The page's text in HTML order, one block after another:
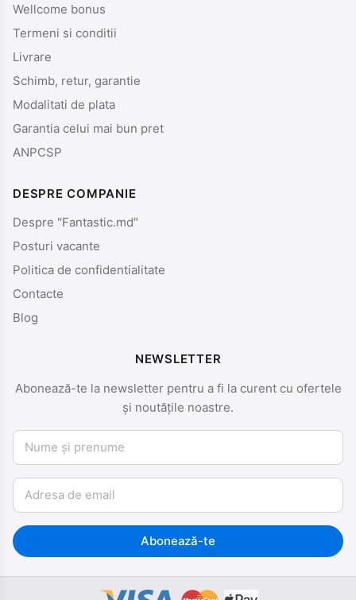
Wellcome bonus
Termeni si conditii
Livrare
Schimb, retur, garantie
Modalitati de plata
Garantia celui mai bun pret
ANPCSP
DESPRE COMPANIE
Despre "Fantastic.md"
Posturi vacante
Politica de confidentialitate
Contacte
Blog
NEWSLETTER
Abonează-te la newsletter pentru a fi la curent cu ofertele
și noutățile noastre.
Nume și prenume
Email
Abonează-te